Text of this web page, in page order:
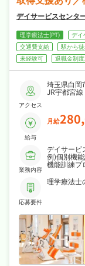
ゲ
ー
シ
デイサービスセンタ
理学療法士(PT) デイ
交通費支給
駅から
未経験可
退職金制
アクセス
埼玉県白岡
JR宇都宮
給与
月給
業務内容
デイサービ
例)個別機
機能訓練プ
担当者会議
応募要件
理学療法士